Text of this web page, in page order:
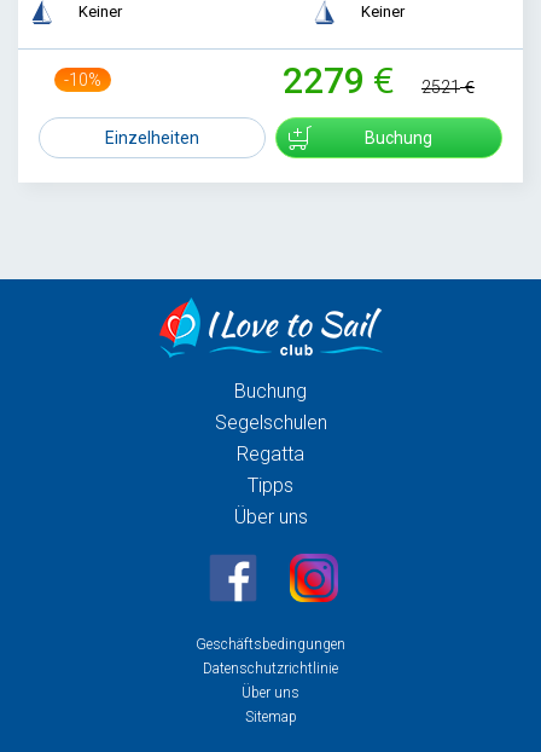
Keiner Keiner
-10% 2279 2521
Einzelheiten Buchung
Buchung
Segelschulen
Regatta
Tipps
Über uns
Geschäftsbedingungen
Datenschutzrichtlinie
Über uns
Sitemap